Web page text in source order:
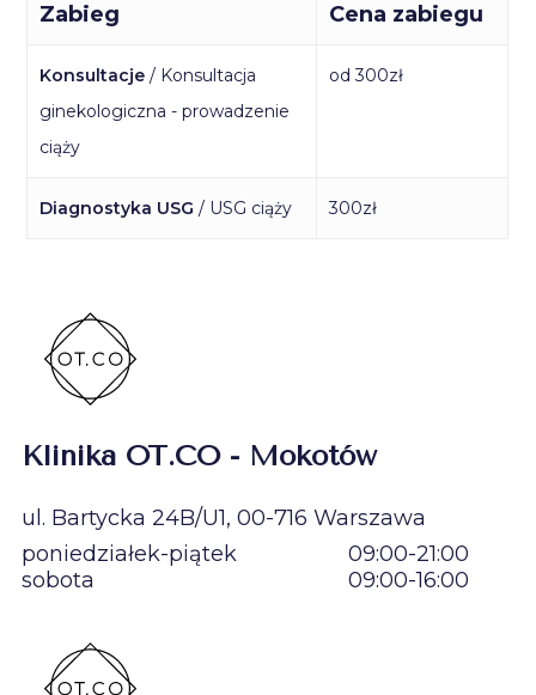
Zabieg Cena zabiegu
Konsultacje / Konsultacja
ginekologiczna - prowadzenie
ciąży
od 300zł
Diagnostyka USG / USG ciąży 300zł
Klinika OT.CO - Mokotów
ul. Bartycka 24B/U1, 00-716 Warszawa
poniedziałek-piątek
09:00-21:00
sobota
09:00-16:00